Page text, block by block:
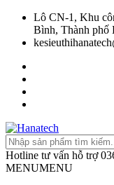
Lô CN-1, Khu
Bình, Thành phố
Hotline tư vấn hỗ trợ
MENUMENU